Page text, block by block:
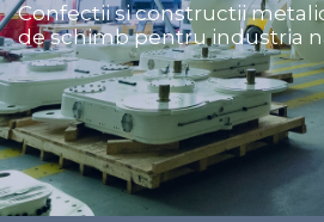
Confectii si constructii
de schimb pentru industria